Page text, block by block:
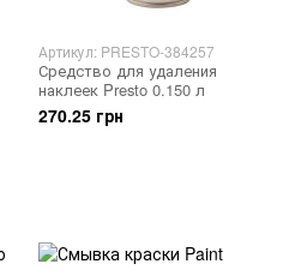
Артикул: PRESTO-384257
Средство для удаления
наклеек Presto 0.150 л
270.25 грн